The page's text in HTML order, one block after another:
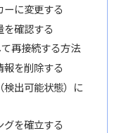
に変更する
を確認する
再接続する方法
を削除する
出可能状態）に
を確立する